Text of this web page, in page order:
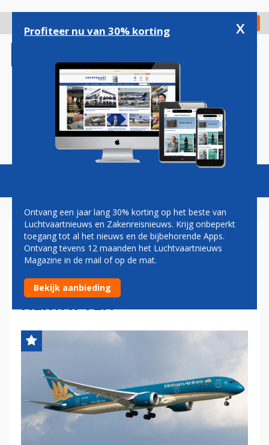
gaan
Check in
Magazine Podcasts Vacatures
VIETNAM WIL
INTERNATIONALE VLUCHTEN
MEDIO SEPTEMBER
HERVATTEN
Profiteer nu van 30% korting x
Ontvang een jaar lang 30% korting op het beste van
Luchtvaartnieuws en Zakenreisnieuws. Krijg onbeperkt
toegang tot al het nieuws en de bijbehorende Apps.
Ontvang tevens 12 maanden het Luchtvaartnieuws
Magazine in de mail of op de mat.
Bekijk aanbieding